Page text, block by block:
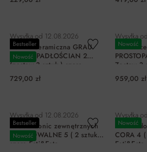
Bestseller
Nowość
Wysyłka od 12.08.2026
Donica ceramiczna GRAU
PROSTOPADŁOŚCIAN 2
(zestaw 3 sztuk ) szare
Esti&Esta
729,00 zł
Nowość
Wysyłka od
Donica
Zestaw 3
Esti&Esta
959,00 zł
Bestseller
Nowość
Wysyłka od 12.08.2026
Zestaw donic zewnętrznych
CORA OWALNE 5 ( 2 sztuki )
szare Esti&Esta
Nowość
Wysyłka od
Zestaw
CORA 4
Esti&Esta